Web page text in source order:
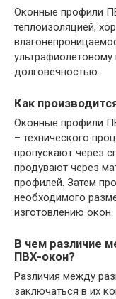
Оконные профили
теплоизоляцией,
ультрафиолетовому
долговечностью.
Как
Оконные профили
– технического
пропускают через
продувают через
профилей. Затем
необходимого
изготовлению окон.
В чем различие
ПВХ-окон?
Различия между
заключаться в их